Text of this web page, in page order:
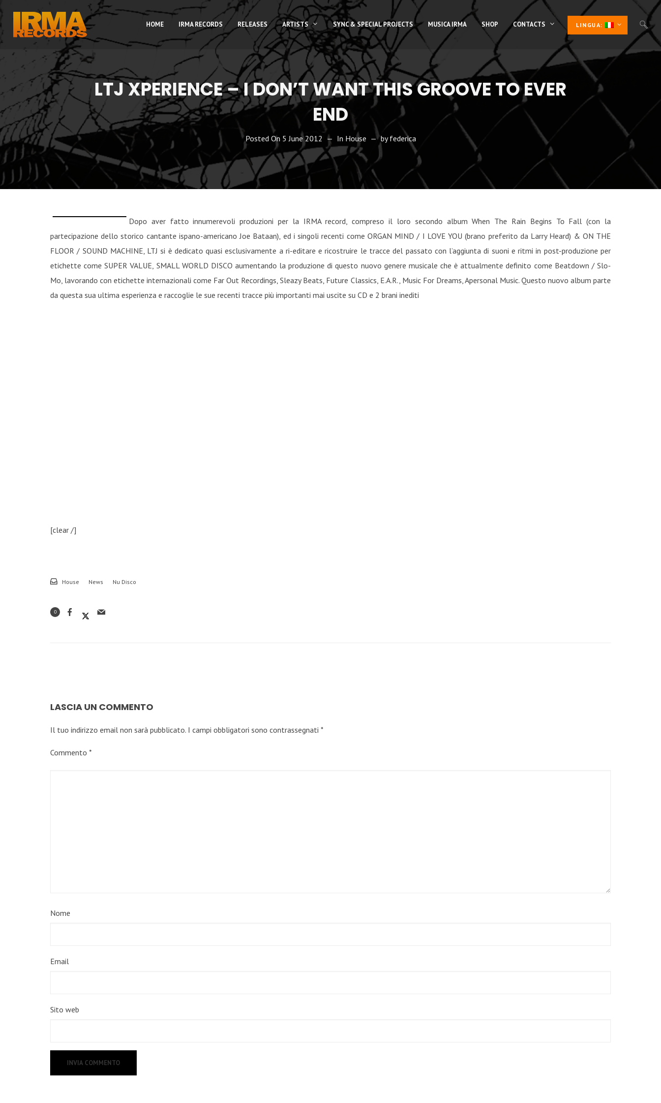
HOME IRMA RECORDS RELEASES ARTISTS SYNC & SPECIAL PROJECTS MUSICA IRMA SHOP CONTACTS LINGUA:
LTJ XPERIENCE – I DON’T WANT THIS GROOVE TO EVER
END
Posted On 5 June 2012 In House byfederica
Dopo aver fatto innumerevoli produzioni per la IRMA record, compreso il loro secondo album When The Rain Begins To Fall (con la
partecipazione dello storico cantante ispano-americano Joe Bataan), ed i singoli recenti come ORGAN MIND / I LOVE YOU (brano preferito da Larry Heard) & ON THE
FLOOR / SOUND MACHINE, LTJ si è dedicato quasi esclusivamente a ri-editare e ricostruire le tracce del passato con l’aggiunta di suoni e ritmi in post-produzione per
etichette come SUPER VALUE, SMALL WORLD DISCO aumentando la produzione di questo nuovo genere musicale che è attualmente definito come Beatdown / Slo-
Mo, lavorando con etichette internazionali come Far Out Recordings, Sleazy Beats, Future Classics, E.A.R., Music For Dreams, Apersonal Music. Questo nuovo album parte
da questa sua ultima esperienza e raccoglie le sue recenti tracce più importanti mai uscite su CD e 2 brani inediti
[clear /]
House News Nu Disco
0
LASCIA UN COMMENTO
Il tuo indirizzo email non sarà pubblicato. I campi obbligatori sono contrassegnati *
Commento *
Nome
Email
Sito web